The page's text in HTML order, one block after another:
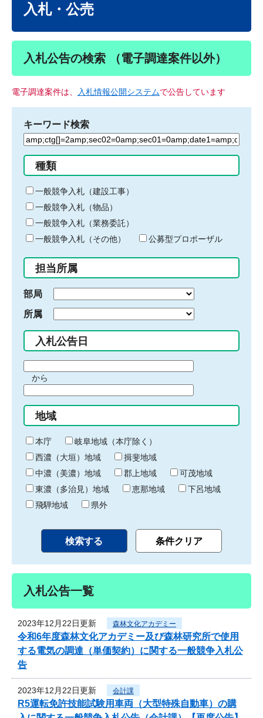
入札・公売
入札公告の検索 （電子調達案件以外）
電子調達案件は、 入札情報公開システムで公告しています
キーワード検索
検
る
キ
ー
ワ
ー
ド
入
力
種類
一般競争入札（建設工事）
一般競争入札（物品）
一般競争入札（業務委託）
一般競争入札（その他）
公募型プロポーザル
担当所属
部局
所属
入札公告日
間
始
り
から
間
終
わ
り
地域
本庁
岐阜地域（本庁除く）
西濃（大垣）地域
揖斐地域
中濃（美濃）地域
郡上地域
可茂地域
東濃（多治見）地域
恵那地域
下呂地域
飛騨地域
県外
入札公告一覧
2023年12月22日更新 森林文化アカデミー
令和6年度森林文化アカデミー及び森林研究所で使用
する電気の調達（単価契約）に関する一般競争入札公
告
2023年12月22日更新 会計課
R5運転免許技能試験用車両（大型特殊自動車）の購